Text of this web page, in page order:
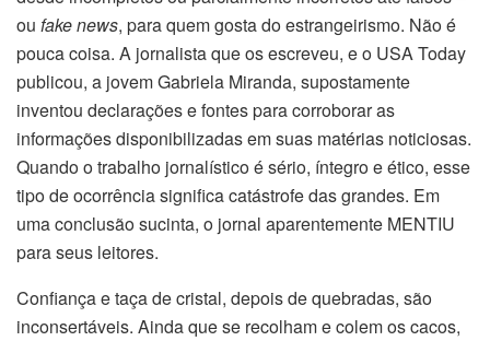
ou fake news, para quem gosta do estrangeirismo. Não é
pouca coisa. A jornalista que os escreveu, e o USA Today
publicou, a jovem Gabriela Miranda, supostamente
inventou declarações e fontes para corroborar as
informações disponibilizadas em suas matérias noticiosas.
Quando o trabalho jornalístico é sério, íntegro e ético, esse
tipo de ocorrência significa catástrofe das grandes. Em
uma conclusão sucinta, o jornal aparentemente MENTIU
para seus leitores.
Confiança e taça de cristal, depois de quebradas, são
inconsertáveis. Ainda que se recolham e colem os cacos,